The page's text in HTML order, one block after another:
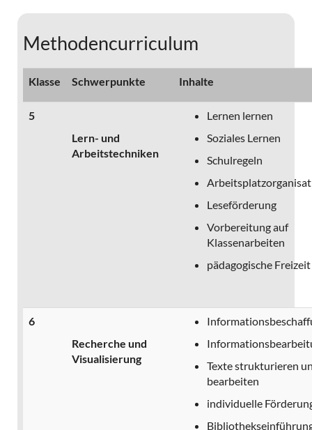
Methodencurriculum
Klasse Schwerpunkte Inhalte
5
Lern- und
Arbeitstechniken
Lernen lernen
Soziales Lernen
Schulregeln
Leseförderung
Vorbereitung auf
Klassenarbeiten
pädagogische Freizeit
6
Recherche und
Visualisierung
Texte strukturieren
bearbeiten
individuelle